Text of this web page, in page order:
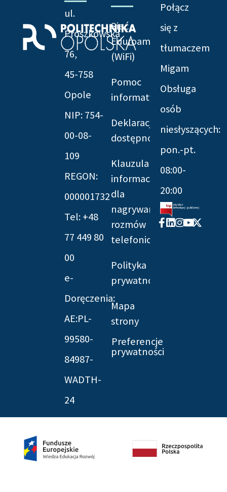
ul.
Prószkowska
76,
45-758
Opole
NIP: 754-
00-08-
109
REGON:
000001732
Tel: +48
77 449 80
00
e-
Doręczenia:
AE:PL-
99580-
84987-
WADTH-
24
Sieć
Eduroam
(WiFi)
Pomoc
informatyczna
Deklaracja
dostępności
Klauzula
informacyjna
dla
nagrywania
rozmów
telefonicznych
Polityka
prywatności
Mapa
strony
Preferencje
prywatności
Połącz
się z
tłumaczem
Migam
Obsługa
osób
niesłyszących:
pon.-pt.
08:00-
20:00
Facebook-
f
Linkedin
Instagram
Youtube
X-
twitter